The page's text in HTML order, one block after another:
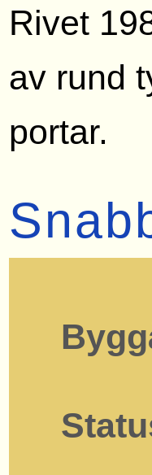
Rivet
av rund
portar.